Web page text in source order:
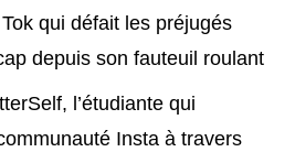
qui défait les préjugés
depuis son fauteuil roulant
l’étudiante qui
Insta à travers